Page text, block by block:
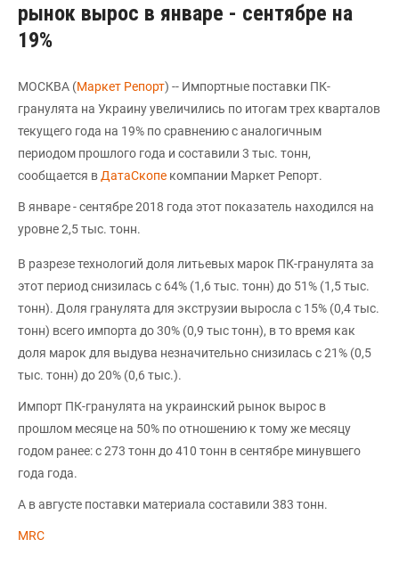
рынок вырос в январе - сентябре на
19%
МОСКВА (Маркет Репорт) -- Импортные поставки ПК-
гранулята на Украину увеличились по итогам трех кварталов
текущего года на 19% по сравнению с аналогичным
периодом прошлого года и составили 3 тыс. тонн,
сообщается в ДатаСкопе компании Маркет Репорт.
В январе - сентябре 2018 года этот показатель находился на
уровне 2,5 тыс. тонн.
В разрезе технологий доля литьевых марок ПК-гранулята за
этот период снизилась с 64% (1,6 тыс. тонн) до 51% (1,5 тыс.
тонн). Доля гранулята для экструзии выросла с 15% (0,4 тыс.
тонн) всего импорта до 30% (0,9 тыс тонн), в то время как
доля марок для выдува незначительно снизилась с 21% (0,5
тыс. тонн) до 20% (0,6 тыс.).
Импорт ПК-гранулята на украинский рынок вырос в
прошлом месяце на 50% по отношению к тому же месяцу
годом ранее: с 273 тонн до 410 тонн в сентябре минувшего
года года.
А в августе поставки материала составили 383 тонн.
MRC